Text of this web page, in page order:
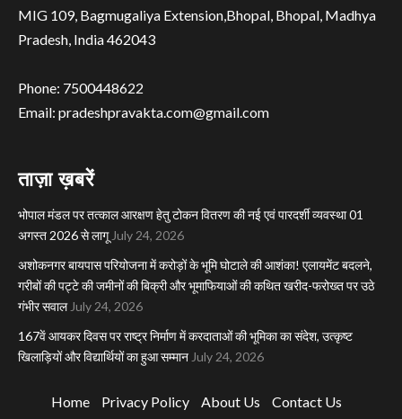
MIG 109, Bagmugaliya Extension,Bhopal, Bhopal, Madhya
Pradesh, India 462043
Phone: 7500448622
Email: pradeshpravakta.com@gmail.com
ताज़ा ख़बरें
भोपाल मंडल पर तत्काल आरक्षण हेतु टोकन वितरण की नई एवं पारदर्शी व्यवस्था 01
अगस्त 2026 से लागू July 24, 2026
अशोकनगर बायपास परियोजना में करोड़ों के भूमि घोटाले की आशंका! एलायमेंट बदलने,
गरीबों की पट्टे की जमीनों की बिक्री और भूमाफियाओं की कथित खरीद-फरोख्त पर उठे
गंभीर सवाल July 24, 2026
167वें आयकर दिवस पर राष्ट्र निर्माण में करदाताओं की भूमिका का संदेश, उत्कृष्ट
खिलाड़ियों और विद्यार्थियों का हुआ सम्मान July 24, 2026
Home Privacy Policy About Us
Contact Us